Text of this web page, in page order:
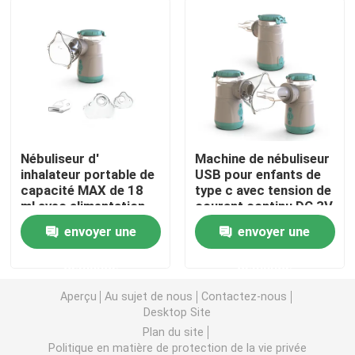
Asthme Mesh Nebulizer
nébuliseur médical à mailles
Nébuliseur portatif d'inhalateur
Machine adulte de nébuliseur
Machine d'inhalateur de toux
Machine d'inhalateur de nébuliseur
Nébuliseur d'
inhalateur portable de
capacité MAX de 18
ml avec alimentation
USB de type c
envoyer une
Machine de nébuliseur
USB pour enfants de
type c avec tension de
courant continu DC 3V
ou 5V
envoyer une
Aperçu Au sujet de nous
Contactez-nous
Desktop Site
Plan du site
Politique en matière de protection de la vie privée